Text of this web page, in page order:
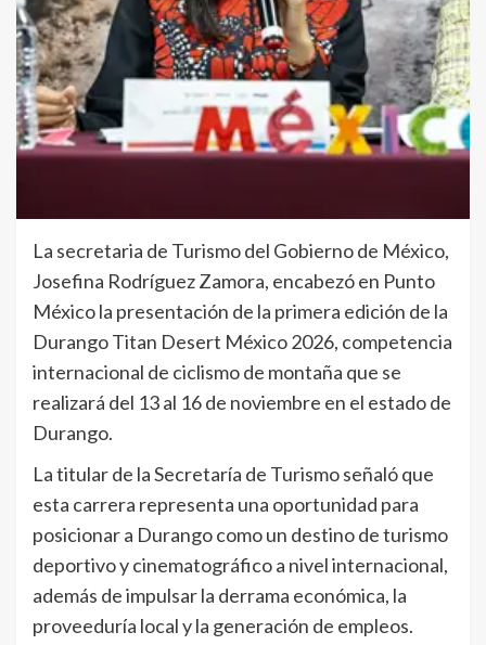
La secretaria de Turismo del Gobierno de México,
Josefina Rodríguez Zamora, encabezó en Punto
México la presentación de la primera edición de la
Durango Titan Desert México 2026, competencia
internacional de ciclismo de montaña que se
realizará del 13 al 16 de noviembre en el estado de
Durango.
La titular de la Secretaría de Turismo señaló que
esta carrera representa una oportunidad para
posicionar a Durango como un destino de turismo
deportivo y cinematográfico a nivel internacional,
además de impulsar la derrama económica, la
proveeduría local y la generación de empleos.